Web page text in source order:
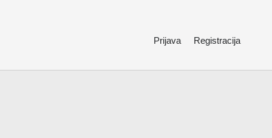
Prijava Registracija